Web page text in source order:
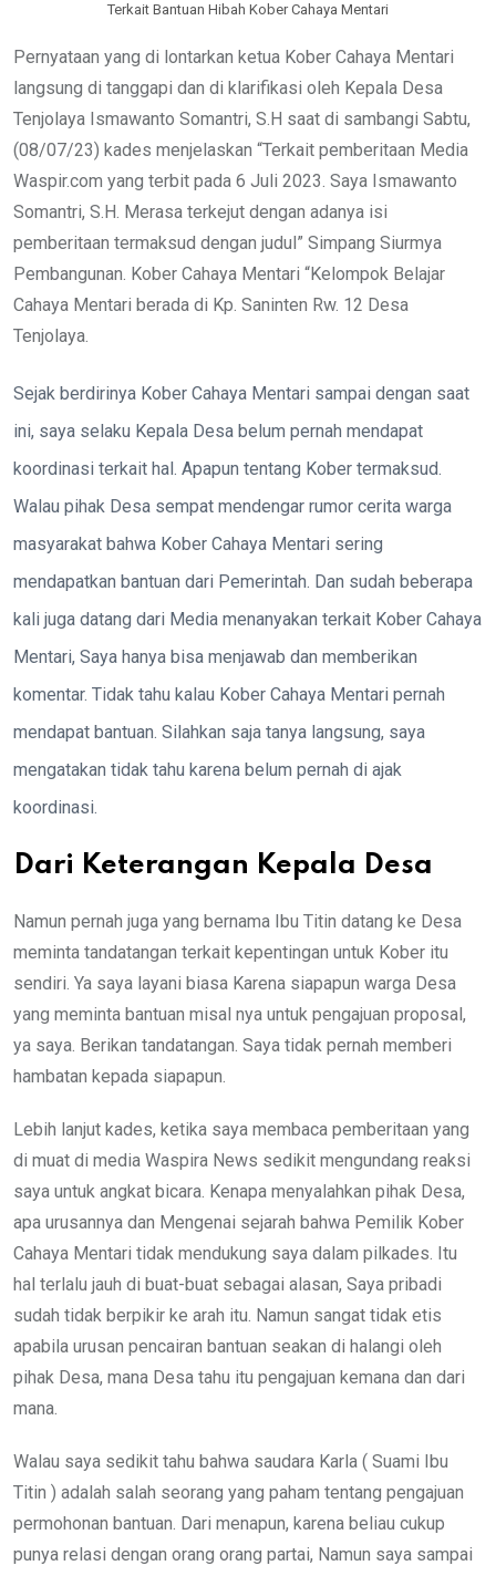
Terkait Bantuan Hibah Kober Cahaya Mentari
Pernyataan yang di lontarkan ketua Kober Cahaya Mentari
langsung di tanggapi dan di klarifikasi oleh Kepala Desa
Tenjolaya Ismawanto Somantri, S.H saat di sambangi Sabtu,
(08/07/23) kades menjelaskan “Terkait pemberitaan Media
Waspir.com yang terbit pada 6 Juli 2023. Saya Ismawanto
Somantri, S.H. Merasa terkejut dengan adanya isi
pemberitaan termaksud dengan judul” Simpang Siurmya
Pembangunan. Kober Cahaya Mentari “Kelompok Belajar
Cahaya Mentari berada di Kp. Saninten Rw. 12 Desa
Tenjolaya.
Sejak berdirinya Kober Cahaya Mentari sampai dengan saat
ini, saya selaku Kepala Desa belum pernah mendapat
koordinasi terkait hal. Apapun tentang Kober termaksud.
Walau pihak Desa sempat mendengar rumor cerita warga
masyarakat bahwa Kober Cahaya Mentari sering
mendapatkan bantuan dari Pemerintah. Dan sudah beberapa
kali juga datang dari Media menanyakan terkait Kober Cahaya
Mentari, Saya hanya bisa menjawab dan memberikan
komentar. Tidak tahu kalau Kober Cahaya Mentari pernah
mendapat bantuan. Silahkan saja tanya langsung, saya
mengatakan tidak tahu karena belum pernah di ajak
koordinasi.
Dari Keterangan Kepala Desa
Namun pernah juga yang bernama Ibu Titin datang ke Desa
meminta tandatangan terkait kepentingan untuk Kober itu
sendiri. Ya saya layani biasa Karena siapapun warga Desa
yang meminta bantuan misal nya untuk pengajuan proposal,
ya saya. Berikan tandatangan. Saya tidak pernah memberi
hambatan kepada siapapun.
Lebih lanjut kades, ketika saya membaca pemberitaan yang
di muat di media Waspira News sedikit mengundang reaksi
saya untuk angkat bicara. Kenapa menyalahkan pihak Desa,
apa urusannya dan Mengenai sejarah bahwa Pemilik Kober
Cahaya Mentari tidak mendukung saya dalam pilkades. Itu
hal terlalu jauh di buat-buat sebagai alasan, Saya pribadi
sudah tidak berpikir ke arah itu. Namun sangat tidak etis
apabila urusan pencairan bantuan seakan di halangi oleh
pihak Desa, mana Desa tahu itu pengajuan kemana dan dari
mana.
Walau saya sedikit tahu bahwa saudara Karla ( Suami Ibu
Titin ) adalah salah seorang yang paham tentang pengajuan
permohonan bantuan. Dari menapun, karena beliau cukup
punya relasi dengan orang orang partai, Namun saya sampai